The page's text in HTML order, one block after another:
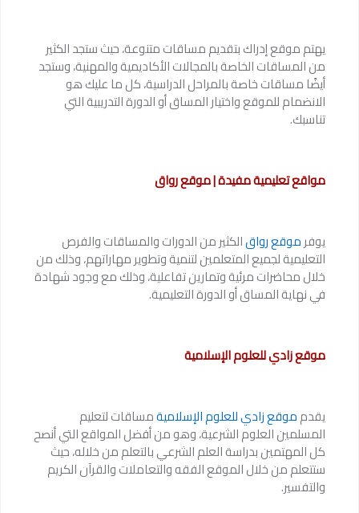
يهتم موقع إدراك بتقديم مساقات متنوعة، حيث ستجد الكثير
من المساقات الخاصة بالمجالات الأكاديمية والمهنية، وستجد
أيضًا مساقات خاصة بالمراحل الدراسية، كل ما عليك هو
الانضمام للموقع واختيار المساق أو الدورة التدريبية التي
تناسبك.
مواقع تعليمية مفيدة | موقع رواق
يوفرموقع رواقالكثير من الدورات والمساقات والفرص
التعليمية لجميع المتعلمين لتنمية وتطوير مهاراتهم، وذلك من
خلال محاضرات مرئية وتمارين تفاعلية، وذلك مع وجود شهادة
في نهاية المساق أو الدورة التعليمية.
موقع زادي للعلوم الإسلامية
يقدمموقع زادي للعلوم الإسلاميةمساقات لتعليم
المسلمين العلوم الشرعية، وهو من أفضل المواقع التي أنصح
كل المهتمين بدراسة العلم الشرعي بالتعلم من خلاله، حيث
ستتعلم من خلال الموقع الفقه والتعاملات والقرآن الكريم
والتفسير.